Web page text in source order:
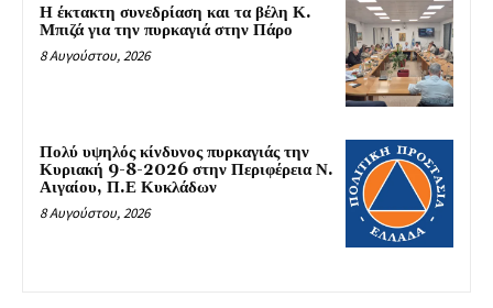
Η έκτακτη συνεδρίαση και τα βέλη Κ.
Μπιζά για την πυρκαγιά στην Πάρο
8 Αυγούστου, 2026
Πολύ υψηλός κίνδυνος πυρκαγιάς την
Κυριακή 9-8-2026 στην Περιφέρεια Ν.
Αιγαίου, Π.Ε Κυκλάδων
8 Αυγούστου, 2026